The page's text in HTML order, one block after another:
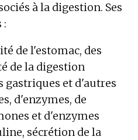
à la digestion. Ses
:
de l'estomac, des
de la digestion
gastriques et d'autres
d'enzymes, de
et d'enzymes
sécrétion de la